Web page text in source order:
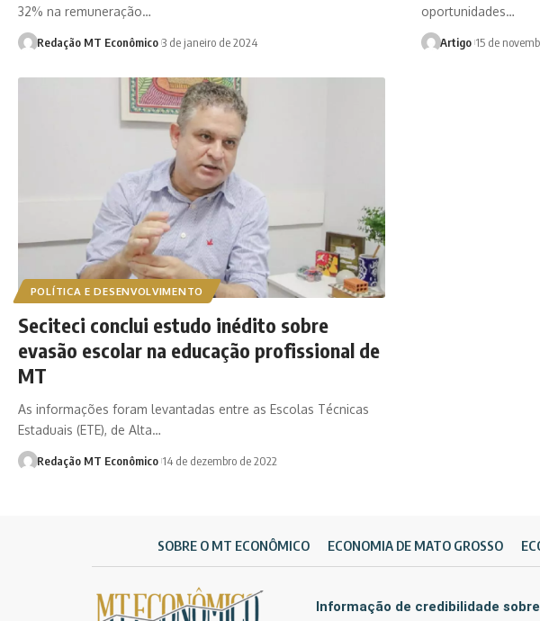
32% na remuneração…
Redação MT Econômico 3 de janeiro de 2024
oportunidades…
Artigo 15 de
POLÍTICA E DESENVOLVIMENTO
Seciteci conclui estudo inédito sobre
evasão escolar na educação profissional de
MT
As informações foram levantadas entre as Escolas Técnicas
Estaduais (ETE), de Alta…
Redação MT Econômico 14 de dezembro de 2022
SOBRE O MT ECONÔMICO ECONOMIA DE MATO GROSSO
Informação de credibilidade